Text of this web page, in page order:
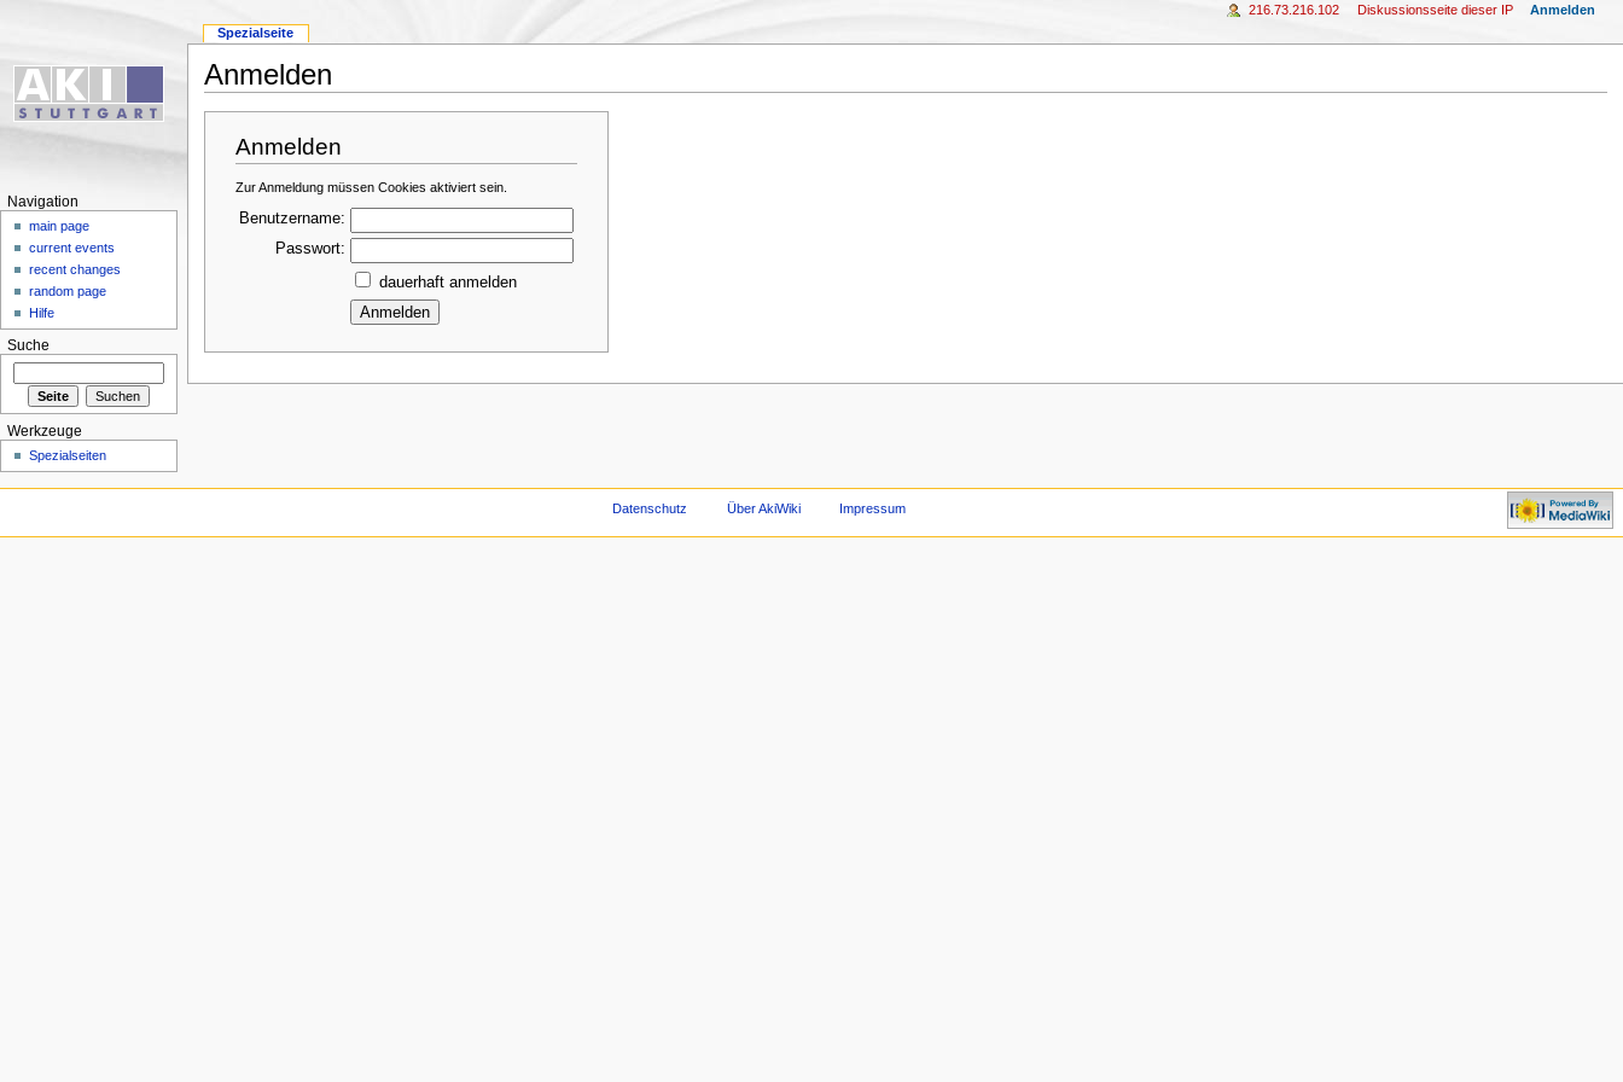
Anmelden
Anmelden
Zur Anmeldung müssen Cookies aktiviert sein.
Benutzername:
Passwort:
dauerhaft anmelden
Spezialseite
216.73.216.102 Diskussionsseite dieser IP Anmelden
Navigation
main page
current events
recent changes
random page
Hilfe
Suche
Werkzeuge
Spezialseiten
Datenschutz Über AkiWiki Impressum